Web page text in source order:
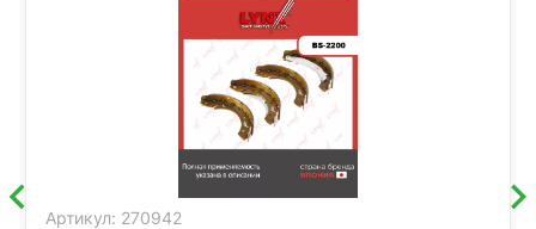
Артикул: 270942